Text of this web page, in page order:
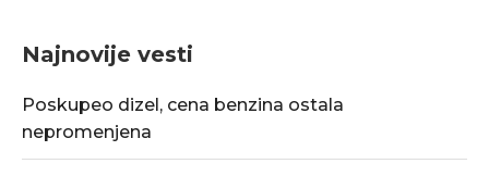
Najnovije vesti
Poskupeo dizel, cena benzina ostala
nepromenjena